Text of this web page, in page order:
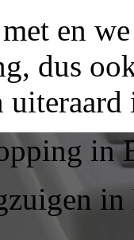
en
dus
in